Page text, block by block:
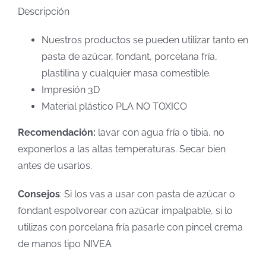
Descripción
Nuestros productos se pueden utilizar tanto en
pasta de azúcar, fondant, porcelana fría,
plastilina y cualquier masa comestible.
Impresión 3D
Material plástico PLA NO TOXICO
Recomendación: lavar con agua fría o tibia, no
exponerlos a las altas temperaturas. Secar bien
antes de usarlos.
Consejos: Si los vas a usar con pasta de azúcar o
fondant espolvorear con azúcar impalpable, si lo
utilizas con porcelana fría pasarle con pincel crema
de manos tipo NIVEA